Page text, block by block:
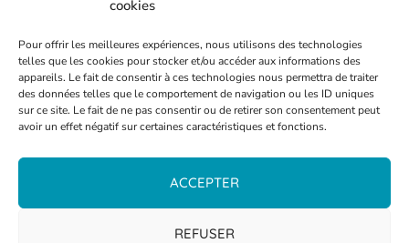
cookies
Pour offrir les meilleures expériences, nous utilisons des technologies
telles que les cookies pour stocker et/ou accéder aux informations des
appareils. Le fait de consentir à ces technologies nous permettra de traiter
des données telles que le comportement de navigation ou les ID uniques
sur ce site. Le fait de ne pas consentir ou de retirer son consentement peut
avoir un effet négatif sur certaines caractéristiques et fonctions.
ACCEPTER
REFUSER
Agence Vivest de Thionville